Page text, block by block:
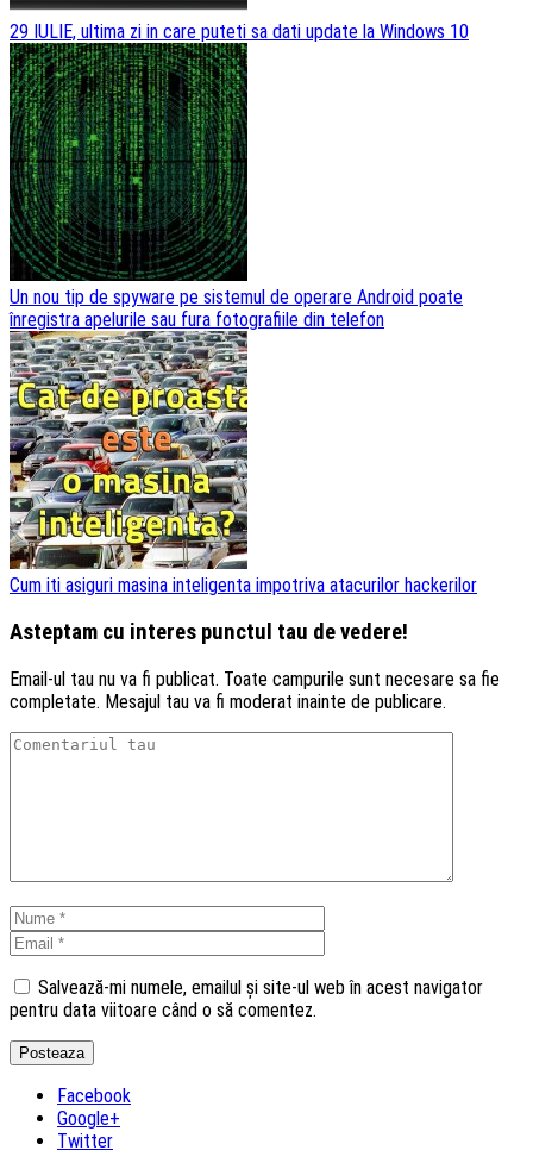
29 IULIE, ultima zi in care puteti sa dati update la Windows 10
Un nou tip de spyware pe sistemul de operare Android poate
înregistra apelurile sau fura fotografiile din telefon
Cum iti asiguri masina inteligenta impotriva atacurilor hackerilor
Asteptam cu interes punctul tau de vedere!
Email-ul tau nu va fi publicat. Toate campurile sunt necesare sa fie
completate. Mesajul tau va fi moderat inainte de publicare.
Salvează-mi numele, emailul și site-ul web în acest navigator
pentru data viitoare când o să comentez.
Facebook
Google+
Twitter